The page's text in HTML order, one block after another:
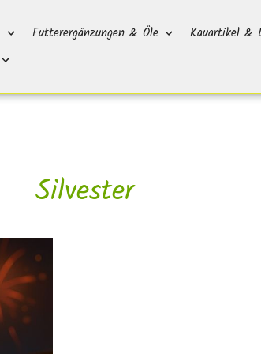
Futterergänzungen & Öle
Kauartikel &
Silvester